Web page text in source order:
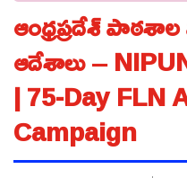
ఆంధ్రప్రదేశ్
ఆదేశాలు –
| 75-Day FLN
Campaign